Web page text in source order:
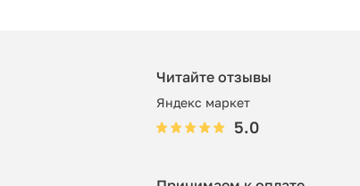
Читайте отзывы
Яндекс маркет
5.0